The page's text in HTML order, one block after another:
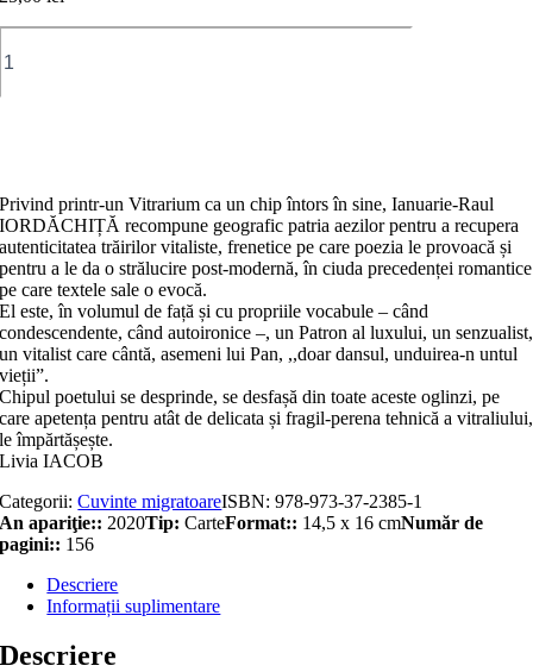
Privind printr-un Vitrarium ca un chip întors în sine, Ianuarie-Raul
IORDĂCHIȚĂ recompune geografic patria aezilor pentru a recupera
autenticitatea trăirilor vitaliste, frenetice pe care poezia le provoacă și
pentru a le da o strălucire post-modernă, în ciuda precedenței romantice
pe care textele sale o evocă.
El este, în volumul de față și cu propriile vocabule – când
condescendente, când autoironice –, un Patron al luxului, un senzualist,
un vitalist care cântă, asemeni lui Pan, ,,doar dansul, unduirea-n untul
vieții”.
Chipul poetului se desprinde, se desfașă din toate aceste oglinzi, pe
care apetența pentru atât de delicata și fragil-perena tehnică a vitraliului,
le împărtășește.
Livia IACOB
Categorii:Cuvinte migratoareISBN:978-973-37-2385-1
An apariţie:: 2020Tip: CarteFormat:: 14,5 x 16 cmNumăr de
pagini:: 156
Descriere
Informații suplimentare
Descriere